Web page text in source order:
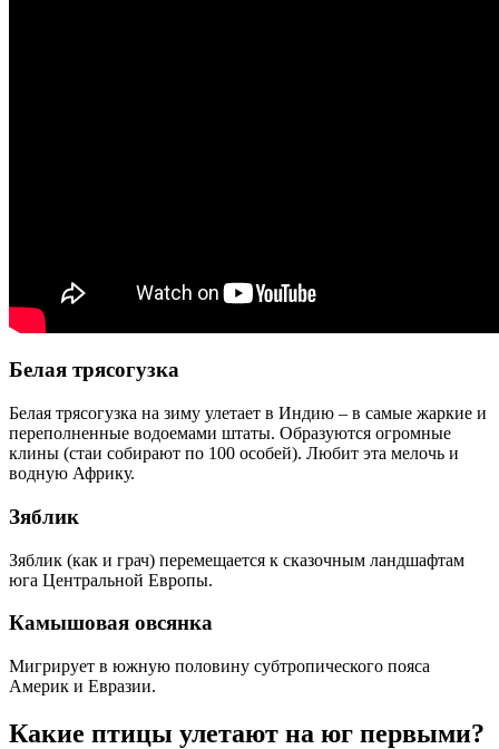
Белая трясогузка
Белая трясогузка на зиму улетает в Индию – в самые жаркие и
переполненные водоемами штаты. Образуются огромные
клины (стаи собирают по 100 особей). Любит эта мелочь и
водную Африку.
Зяблик
Зяблик (как и грач) перемещается к сказочным ландшафтам
юга Центральной Европы.
Камышовая овсянка
Мигрирует в южную половину субтропического пояса
Америк и Евразии.
Какие птицы улетают на юг первыми?